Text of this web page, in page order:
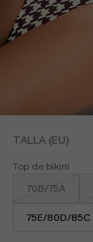
TALLA (EU)
Top de bikini
70B/75A
75E/80D/85C